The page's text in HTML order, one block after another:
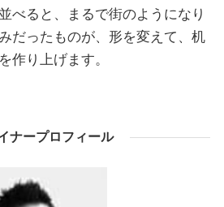
べると、まるで街のようになり
だったものが、形を変えて、机
作り上げます。
ナープロフィール